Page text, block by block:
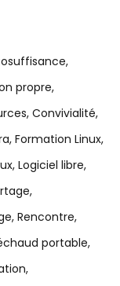
propre
Convivialité
Formation Linux
Logiciel libre
Rencontre
portable